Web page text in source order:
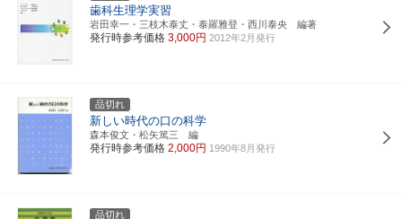
歯科生理学実習
岩田幸一・三枝木泰丈・泰羅雅登・西川泰央 編著
発行時参考価格 3,000円 2012年2月発行
品切れ
新しい時代の口の科学
森本俊文・松矢篤三 編
発行時参考価格 2,000円 1990年8月発行
品切れ